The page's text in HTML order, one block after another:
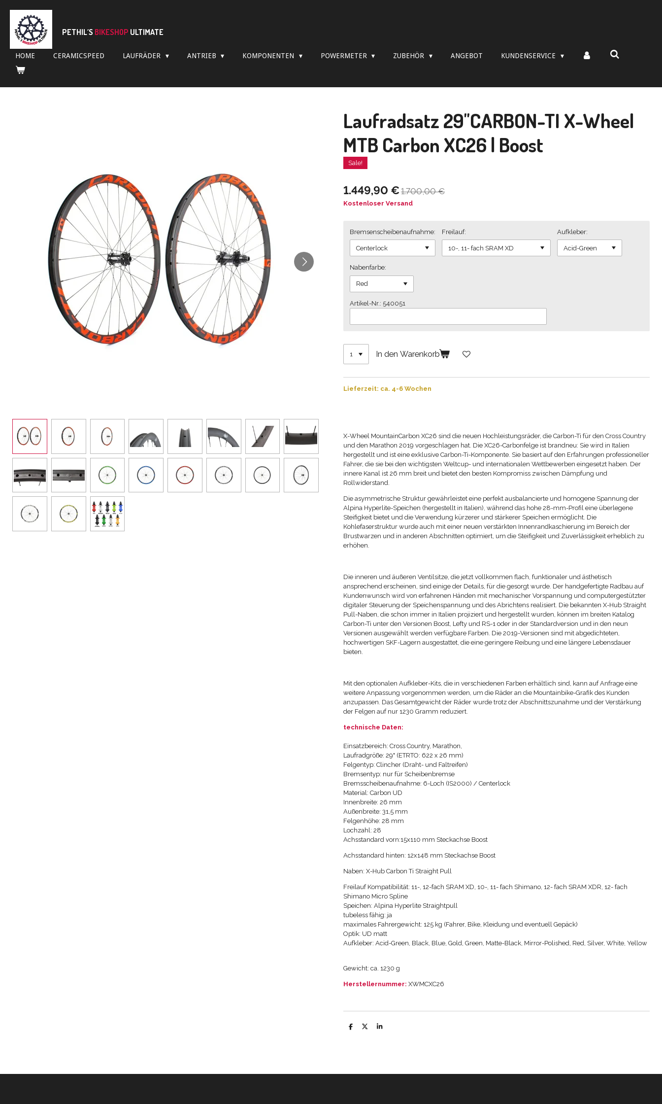
Zum
Hauptinhalt
springen
PETHIL´S BIKESHOP ULTIMATE
HOME CERAMICSPEED LAUFRÄDER ANTRIEB KOMPONENTEN POWERMETER ZUBEHÖR ANGEBOT KUNDENSERVICE
Laufradsatz 29"CARBON-TI X-Wheel
MTB Carbon XC26 | Boost
Sale!
1.449,90 €1.700,00 €
Kostenloser Versand
Bremsenscheibenaufnahme: Freilauf: Aufkleber:
Nabenfarbe:
Artikel-Nr.: 540051
In den Warenkorb
Lieferzeit: ca. 4-6 Wochen
X-Wheel MountainCarbon XC26 sind die neuen Hochleistungsräder, die Carbon-Ti für den Cross Country
und den Marathon 2019 vorgeschlagen hat. Die XC26-Carbonfelge ist brandneu: Sie wird in Italien
hergestellt und ist eine exklusive Carbon-Ti-Komponente. Sie basiert auf den Erfahrungen professioneller
Fahrer, die sie bei den wichtigsten Weltcup- und internationalen Wettbewerben eingesetzt haben. Der
innere Kanal ist 26 mm breit und bietet den besten Kompromiss zwischen Dämpfung und
Rollwiderstand.
Die asymmetrische Struktur gewährleistet eine perfekt ausbalancierte und homogene Spannung der
Alpina Hyperlite-Speichen (hergestellt in Italien), während das hohe 28-mm-Profil eine überlegene
Steifigkeit bietet und die Verwendung kürzerer und stärkerer Speichen ermöglicht. Die
Kohlefaserstruktur wurde auch mit einer neuen verstärkten Innenrandkaschierung im Bereich der
Brustwarzen und in anderen Abschnitten optimiert, um die Steifigkeit und Zuverlässigkeit erheblich zu
erhöhen.
Die inneren und äußeren Ventilsitze, die jetzt vollkommen flach, funktionaler und ästhetisch
ansprechend erscheinen, sind einige der Details, für die gesorgt wurde. Der handgefertigte Radbau auf
Kundenwunsch wird von erfahrenen Händen mit mechanischer Vorspannung und computergestützter
digitaler Steuerung der Speichenspannung und des Abrichtens realisiert. Die bekannten X-Hub Straight
Pull-Naben, die schon immer in Italien projiziert und hergestellt wurden, können im breiten Katalog
Carbon-Ti unter den Versionen Boost, Lefty und RS-1 oder in der Standardversion und in den neun
Versionen ausgewählt werden verfügbare Farben. Die 2019-Versionen sind mit abgedichteten,
hochwertigen SKF-Lagern ausgestattet, die eine geringere Reibung und eine längere Lebensdauer
bieten.
Mit den optionalen Aufkleber-Kits, die in verschiedenen Farben erhältlich sind, kann auf Anfrage eine
weitere Anpassung vorgenommen werden, um die Räder an die Mountainbike-Grafik des Kunden
anzupassen. Das Gesamtgewicht der Räder wurde trotz der Abschnittszunahme und der Verstärkung
der Felgen auf nur 1230 Gramm reduziert.
technische Daten:
Einsatzbereich: Cross Country, Marathon,
Laufradgröße: 29" (ETRTO: 622 x 26 mm)
Felgentyp: Clincher (Draht- und Faltreifen)
Bremsentyp: nur für Scheibenbremse
Bremsscheibenaufnahme: 6-Loch (IS2000) / Centerlock
Material: Carbon UD
Innenbreite: 26 mm
Außenbreite: 31,5 mm
Felgenhöhe: 28 mm
Lochzahl: 28
Achsstandard vorn:15x110 mm Steckachse Boost
Achsstandard hinten: 12x148 mm Steckachse Boost
Naben: X-Hub Carbon Ti Straight Pull
Freilauf Kompatibilität: 11-, 12-fach SRAM XD, 10-, 11- fach Shimano, 12- fach SRAM XDR, 12- fach
Shimano Micro Spline
Speichen: Alpina Hyperlite Straightpull
tubeless fähig: ja
maximales Fahrergewicht: 125 kg (Fahrer, Bike, Kleidung und eventuell Gepäck)
Optik: UD matt
Aufkleber: Acid-Green, Black, Blue, Gold, Green, Matte-Black, Mirror-Polished, Red, Silver, White, Yellow
Gewicht: ca. 1230 g
Herstellernummer: XWMCXC26
T
T
T